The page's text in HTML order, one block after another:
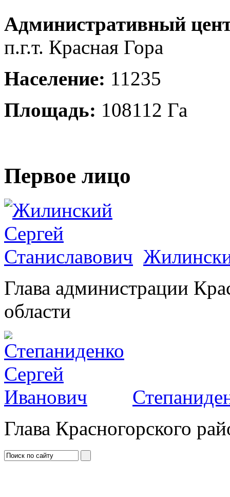
Административный
п.г.т. Красная Гора
Население: 11235
Площадь: 108112 Га
Первое лицо
Глава администрации
области
Глава Красногорского